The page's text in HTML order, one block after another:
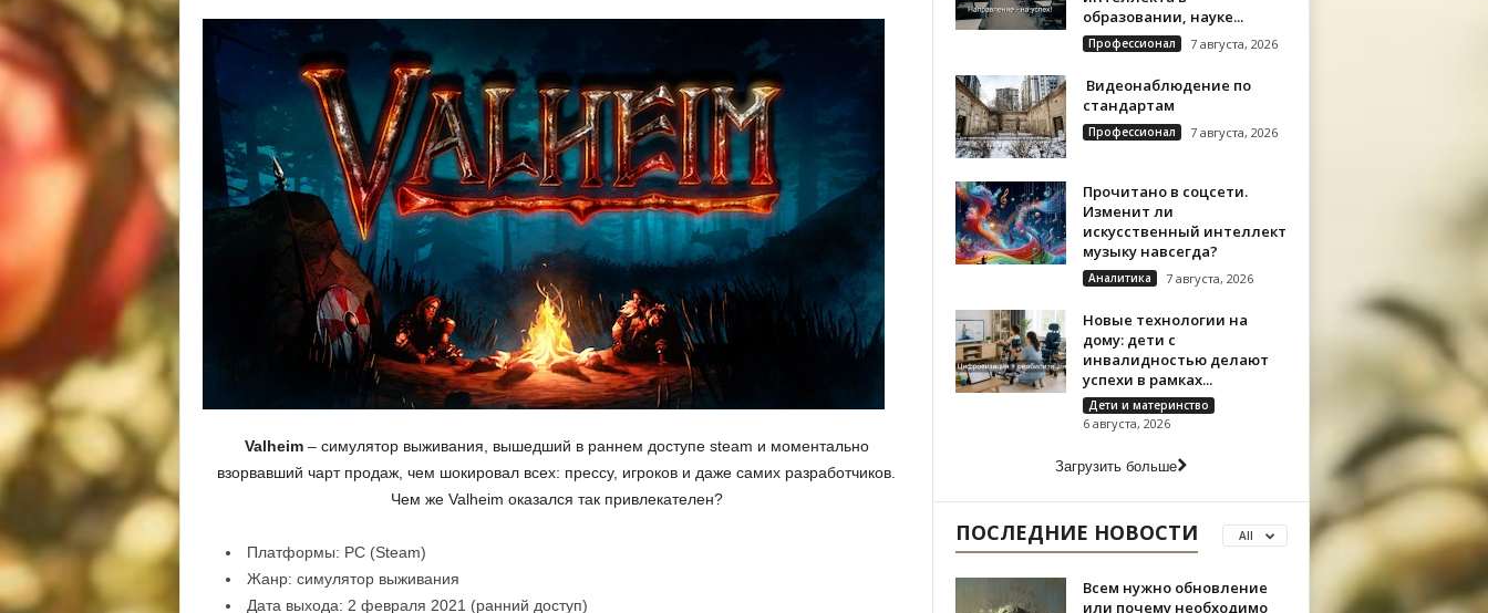
Valheim– симулятор выживания, вышедший в раннем доступе steam и моментально
взорвавший чарт продаж, чем шокировал всех: прессу, игроков и даже самих разработчиков.
Чем же Valheim оказался так привлекателен?
Платформы: PC (Steam)
Жанр: симулятор выживания
Дата выхода: 2 февраля 2021 (ранний доступ)
образовании, науке...
Профессионал 7 августа, 2026
Видеонаблюдение по
стандартам
Профессионал 7 августа, 2026
Прочитано в соцсети.
Изменит ли
искусственный интеллект
музыку навсегда?
Аналитика 7 августа, 2026
Новые технологии на
дому: дети с
инвалидностью делают
успехи в рамках...
Дети и материнство
6 августа, 2026
Загрузить больше
ПОСЛЕДНИЕ НОВОСТИ All
Всем нужно обновление
или почему необходимо